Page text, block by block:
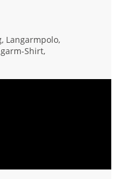
Langarmpolo,
Shirt,